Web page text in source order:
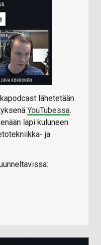
lähetetään
YouTubessa.
läpi kuluneen
ja